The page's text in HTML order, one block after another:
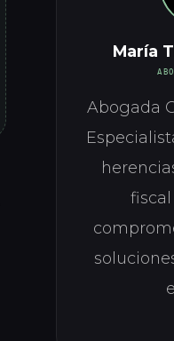
María
Abogada
fiscal